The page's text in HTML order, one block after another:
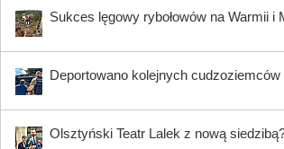
Sukces lęgowy rybołowów na Warmii i
Deportowano kolejnych cudzoziemców
Olsztyński Teatr Lalek z nową